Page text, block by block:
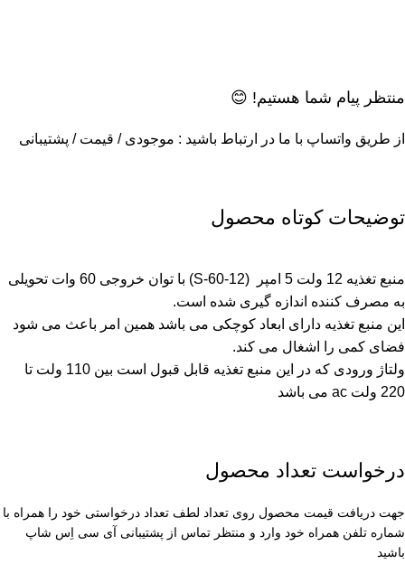
منتظر پیام شما هستیم! 😊
از طریق واتساپ با ما در ارتباط باشید : موجودی / قیمت / پشتیبانی
توضیحات کوتاه محصول
منبع تغذیه 12 ولت 5 امپر
(S-60-12) با توان خروجی 60 وات تحویلی
به مصرف کننده اندازه گیری شده است.
این منبع تغذیه دارای ابعاد کوچکی می باشد همین امر باعث می شود
فضای کمی را اشغال می کند.
ولتاژ ورودی که در این منبع تغذیه قابل قبول است بین 110 ولت تا
220 ولت ac می باشد
درخواست تعداد محصول
جهت دریافت قیمت محصول روی تعداد لطف تعداد درخواستی خود را همراه با
شماره تلفن همراه خود وارد و منتظر تماس از پشتیبانی آی سی اِس شاپ
باشید